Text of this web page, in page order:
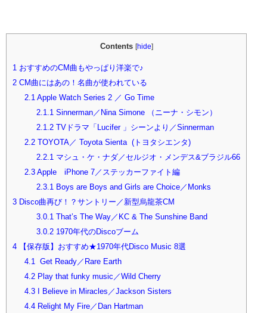
Contents [hide]
1 おすすめのCM曲もやっぱり洋楽で♪
2 CM曲にはあの！名曲が使われている
2.1Apple Watch Series 2 ／ Go Time
2.1.1Sinnerman／Nina Simone （ニーナ・シモン）
2.1.2TVドラマ「Lucifer 」シーンより／Sinnerman
2.2TOYOTA／ Toyota Sienta (トヨタシエンタ)
2.2.1マシュ・ケ・ナダ／セルジオ・メンデス&ブラジル66
2.3Apple iPhone 7／ステッカーファイト編
2.3.1Boys are Boys and Girls are Choice／Monks
3 Disco曲再び！？サントリー／新型烏龍茶CM
3.0.1That’s The Way／KC & The Sunshine Band
3.0.21970年代のDiscoブーム
4 【保存版】おすすめ★1970年代Disco Music 8選
4.1Get Ready／Rare Earth
4.2Play that funky music／Wild Cherry
4.3I Believe in Miracles／Jackson Sisters
4.4Relight My Fire／Dan Hartman